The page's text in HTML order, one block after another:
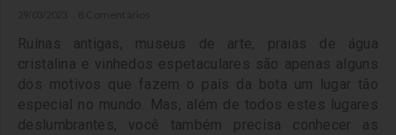
Ruínas antigas, museus de arte, praias de água
cristalina e vinhedos espetaculares são apenas alguns
dos motivos que fazem o país da bota um lugar tão
especial no mundo. Mas, além de todos estes lugares
deslumbrantes, você também precisa conhecer as